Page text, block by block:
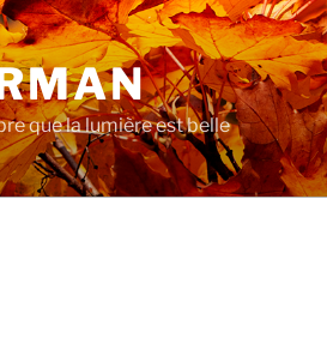
que la lumière est belle